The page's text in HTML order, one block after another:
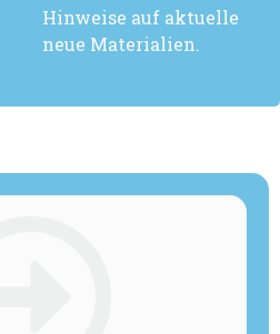
neue Materialien.